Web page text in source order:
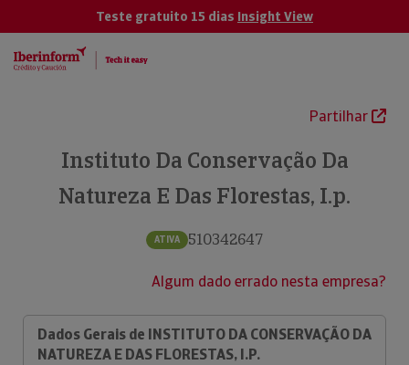
Teste gratuito 15 dias Insight View
Partilhar
Instituto Da Conservação Da
Natureza E Das Florestas, I.p.
ATIVA 510342647
Algum dado errado nesta empresa?
Dados Gerais de INSTITUTO DA CONSERVAÇÃO DA
NATUREZA E DAS FLORESTAS, I.P.